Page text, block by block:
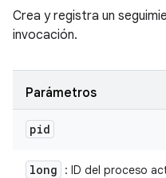
Crea y registra un
invocación.
Parámetros
pid
long : ID del proceso